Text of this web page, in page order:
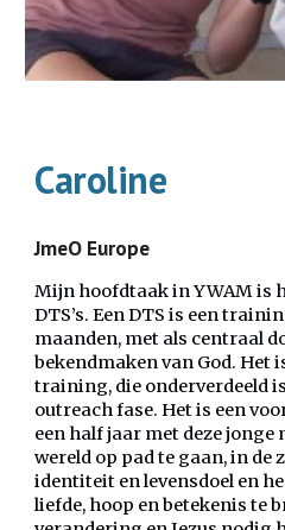
Caroline
JmeO Europe
Mijn hoofdtaak in YWAM is
DTS’s. Een DTS is een
maanden, met als centraal
bekendmaken van God. Het
training, die onderverdeeld
outreach fase. Het is een
een half jaar met dezejonge
wereld op pad te gaan, in de
identiteit en levensdoel en
liefde, hoop en betekenis te